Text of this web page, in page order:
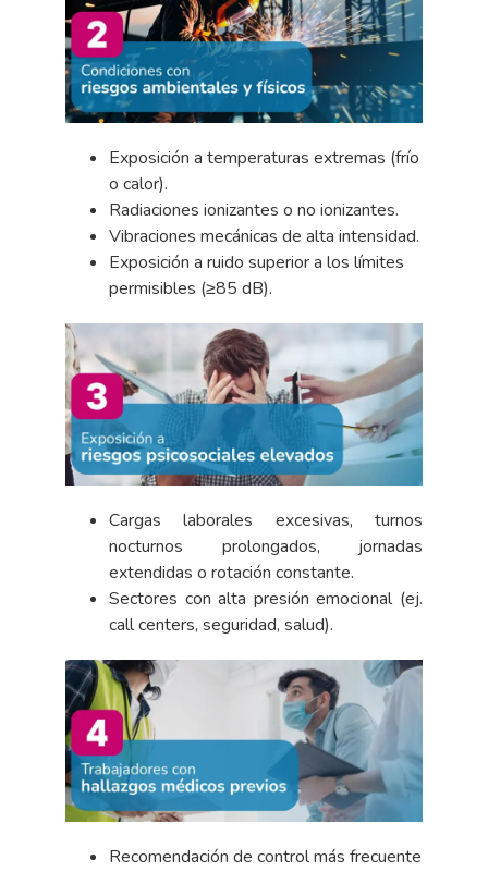
Exposición a temperaturas extremas (frío
o calor).
Radiaciones ionizantes o no ionizantes.
Vibraciones mecánicas de alta intensidad.
Exposición a ruido superior a los límites
permisibles (≥85 dB).
Cargas laborales excesivas, turnos
nocturnos prolongados, jornadas
extendidas o rotación constante.
Sectores con alta presión emocional (ej.
call centers, seguridad, salud).
Recomendación de control más frecuente